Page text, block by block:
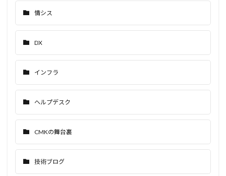
情シス
DX
インフラ
ヘルプデスク
CMKの舞台裏
技術ブログ